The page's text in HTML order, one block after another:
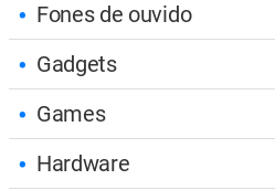
Fones de ouvido
Gadgets
Games
Hardware